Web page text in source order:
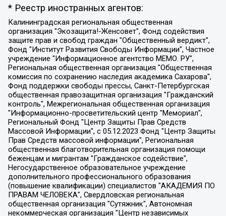
* Реестр иностранных агентов:
Калининградская региональная общественная организация "Экозащита!-Женсовет", Фонд содействия защите прав и свобод граждан "Общественный вердикт", Фонд "Институт Развития Свободы Информации", Частное учреждение "Информационное агентство МЕМО. РУ", Региональная общественная организация "Общественная комиссия по сохранению наследия академика Сахарова", Фонд поддержки свободы прессы, Санкт-Петербургская общественная правозащитная организация "Гражданский контроль", Межрегиональная общественная организация "Информационно-просветительский центр "Мемориал", Региональный Фонд "Центр Защиты Прав Средств Массовой Информации", с 05.12.2023 Фонд "Центр Защиты Прав Средств массовой информации", Региональная общественная благотворительная организация помощи беженцам и мигрантам "Гражданское содействие", Негосударственное образовательное учреждение дополнительного профессионального образования (повышение квалификации) специалистов "АКАДЕМИЯ ПО ПРАВАМ ЧЕЛОВЕКА", Свердловская региональная общественная организация "Сутяжник", Автономная некоммерческая организация "Центр независимых социологических исследований", Союз общественных объединений "Российский исследовательский центр по правам человека", Региональное общественное учреждение научно-информационный центр "МЕМОРИАЛ", Некоммерческая организация "Фонд защиты гласности", Автономная некоммерческая организация "Институт прав человека", Городская общественная организация "Екатеринбургское общество "МЕМОРИАЛ", Городская общественная организация "Рязанское историко-просветительское и правозащитное общество "Мемориал" (Рязанский Мемориал), Челябинский региональный орган общественной самодеятельности – женское общественное объединение "Женщины Евразии", Челябинский региональный орган общественной самодеятельности "Уральская правозащитная группа", Фонд содействия защите здоровья и социальной справедливости имени Андрея Рылькова, Автономная Некоммерческая Организация "Аналитический Центр Юрия Левады", Автономная некоммерческая организация социальной поддержки населения "Проект Апрель", Региональная общественная организация помощи женщинам и детям, находящимся в кризисной ситуации "Информационно-методический центр "Анна", Фонд содействия развитию массовых коммуникаций и правовому просвещению "Так-так-Так", Фонд содействия устойчивому развитию "Серебряная тайга", Свердловский региональный общественный фонд социальных проектов "Новое время", "Idel.Реалии", Кавказ.Реалии, Крым.Реалии, Телеканал Настоящее Время, Татаро-башкирская служба Радио Свобода (Azatliq Radiosi), Радио Свободная Европа/Радио Свобода (PCE/PC), "Сибирь.Реалии", "Фактограф", Благотворительный фонд помощи осужденным и их семьям, Автономная некоммерческая организация "Институт глобализации и социальных движений", Фонд "В защиту прав заключенных", Частное учреждение "Центр поддержки и содействия развитию средств массовой информации", Пензенский региональный общественный благотворительный фонд "Гражданский союз", "Север.Реалии", Некоммерческая организация Фонд "Правовая инициатива", Общество с ограниченной ответственностью "Радио Свободная Европа/Радио Свобода", Чешское информационное агентство "MEDIUM-ORIENT", Красноярская региональная общественная организация "Мы против СПИДа", Камалягин Денис Николаевич, Маркелов Сергей Евгеньевич, Пономарев Лев Александрович, Савицкая Людмила Алексеевна, Автономная некоммерческая организация "Центр по работе с проблемой насилия "НАСИЛИЮ.НЕТ", Межрегиональный профессиональный союз работников здравоохранения "Альянс врачей", Юридическое лицо, зарегистрированное в Латвийской Республике, SIA "Medusa Project" (регистрационный номер 40103797863, дата регистрации 10.06.2014), Некоммерческая организация "Фонд по борьбе с коррупцией", Автономная некоммерческая организация "Институт права и публичной политики", Баданин Роман Сергеевич, Гликин Максим Александрович, Железнова Мария Михайловна, Лукьянова Юлия Сергеевна, Маетная Елизавета Витальевна, Маняхин Петр Борисович, Чуракова Ольга Владимировна, Ярош Юлия Петровна, Юридическое лицо "The Insider SIA", зарегистрированное в Риге, Латвийская Республика (дата регистрации 26.06.2015), являющееся администратором доменного имени интернет-издания "The Insider SIA", https://theins.ru, Постернак Алексей Евгеньевич, Рубин Михаил Аркадьевич, Анин Роман Александрович, Юридическое лицо Istories fonds, зарегистрированное в Латвийской Республике (регистрационный номер 50008295751, дата регистрации 24.02.2020), Великовский Дмитрий Александрович, Долинина Ирина Николаевна, Мароховская Алеся Алексеевна, Шлейнов Роман Юрьевич, Шмагун Олеся Валентиновна, Общество с ограниченной ответственностью "Альтаир 2021", Общество с ограниченной ответственностью "Вега 2021", Общество с ограниченной ответственностью "Главный редактор 2021", Общество с ограниченной ответственностью "Ромашки монолит", Важенков Артем Валерьевич, Ивановская областная общественная организация "Центр гендерных исследований", Гурман Юрий Альбертович, Медиапроект "ОВД-Инфо", Егоров Владимир Владимирович, Жилинский Владимир Александрович, Общество с ограниченной ответственностью "ЗП", Иванова София Юрьевна, Карезина Инна Павловна, Кильтау Екатерина Викторовна, Петров Алексей Викторович, Пискунов Сергей Евгеньевич, Смирнов Сергей Сергеевич, Тихонов Михаил Сергеевич, Общество с ограниченной ответственностью "ЖУРНАЛИСТ-ИНОСТРАННЫЙ АГЕНТ", Арапова Галина Юрьевна, Вольтская Татьяна Анатольевна, Американская компания "Mason G.E.S. Anonymous Foundation" (США), являющаяся владельцем интернет-издания https://mnews.world/, Компания "Stichting Bellingcat", зарегистрированная в Нидерландах (дата регистрации 11.07.2018), Захаров Андрей Вячеславович, Клепиковская Екатерина Дмитриевна, Общество с ограниченной ответственностью "МЕМО", Перл Роман Александрович, Симонов Евгений Алексеевич, Соловьева Елена Анатольевна, Сотников Даниил Владимирович, Сурначева Елизавета Дмитриевна, Автономная некоммерческая организация по защите прав человека и информированию населения "Якутия – Наше Мнение", Общество с ограниченной ответственностью "Москоу диджитал медиа", с 26.01.2023 Общество с ограниченной ответственностью "Чайка Белые сады", Ветошкина Валерия Валерьевна, Заговора Максим Александрович, Межрегиональное общественное движение "Российская ЛГБТ - сеть", Оленичев Максим Владимирович, Павлов Иван Юрьевич, Скворцова Елена Сергеевна, Общество с ограниченной ответственностью "Как бы инагент", Кочетков Игорь Викторович, Общество с ограниченной ответственностью "Честные выборы", Еланчик Олег Александрович, Общество с ограниченной ответственностью "Нобелевский призыв", Гималова Регина Эмилевна, Григорьев Андрей Валерьевич, Григорьева Алина Александровна, Ассоциация по содействию защите прав призывников, альтернативнослужащих и военнослужащих "Правозащитная группа "Гражданин.Армия.Право", Хисамова Регина Фаритовна, Автономная некоммерческая организация по реализации социально-правовых программ "Лилит", Дальневосточное общественное движение "Маяк", Санкт-Петербургская ЛГБТ-инициативная группа "Выход", Инициативная группа ЛГБТ+ "Реверс", Алексеев Андрей Викторович, Бекбулатова Таисия Львовна, Беляев Иван Михайлович, Владыкина Елена Сергеевна, Гельман Марат Александрович, Никульшина Вероника Юрьевна, Толоконникова Надежда Андреевна, Шендерович Виктор Анатольевич, Общество с ограниченной ответственностью "Данное сообщение", Общество с ограниченной ответственностью Издательский дом "Новая глава", Айнбиндер Александра Александровна, Московский комьюнити-центр для ЛГБТ+инициатив, Благотворительный фонд развития филантропии, Deutsche Welle (Германия, Kurt-Schumacher-Strasse 3, 53113 Bonn), Борзунова Мария Михайловна, Воробьев Виктор Викторович, Голубева Анна Львовна, Константинова Алла Михайловна, Малкова Ирина Владимировна, Мурадов Мурад Абдулгалимович, Осетинская Елизавета Николаевна, Понасенков Евгений Николаевич, Ганапольский Матвей Юрьевич, Киселев Евгений Алексеевич, Борухович Ирина Григорьевна, Дремин Иван Тимофеевич, Дубровский Дмитрий Викторович, Красноярская региональная общественная организация поддержки и развития альтернативных образовательных технологий и межкультурных коммуникаций "ИНТЕРРА", Маяковская Екатерина Алексеевна, Фейгин Марк Захарович, Филимонов Андрей Викторович, Дзугкоева Регина Николаевна, Доброхотов Роман Александрович, Дудь Юрий Александрович, Елкин Сергей Владимирович, Кругликов Кирилл Игоревич, Сабунаева Мария Леонидовна, Семенов Алексей Владимирович, Шаинян Карен Багратович, Шульман Екатерина Михайловна, Асафьев Артур Валерьевич, Вахштайн Виктор Семенович, Венедиктов Алексей Алексеевич, Лушникова Екатерина Евгеньевна, Волков Леонид Михайлович, Невзоров Александр Глебович, Пархоменко Сергей Борисович, Сироткин Ярослав Николаевич, Кара-Мурза Владимир Владимирович, Баранова Наталья Владимировна, Гозман Леонид Яковлевич, Кагарлицкий Борис Юльевич, Климарев Михаил Валерьевич, Милов Владимир Станиславович, Автономная некоммерческая организация Краснодарский центр современного искусства "Типография", Моргенштерн Алишер Тагирович, Соболь Любовь Эдуардовна, Общество с ограниченной ответственностью "ЛИЗА НОРМ", Каспаров Гарри Кимович, Ходорковский Михаил Борисович, Общество с ограниченной ответственностью "Апрельские тезисы", Данилович Ирина Брониславовна, Кашин Олег Владимирович, Петров Николай Владимирович, Пивоваров Алексей Владимирович, Соколов Михаил Владимирович, Цветкова Юлия Владимировна, Чичваркин Евгений Александрович, Комитет против пыток/Команда против пыток, Общество с ограниченной ответственностью "Первый научный", Общество с ограниченной ответственностью "Вертолет и ко", Белоцерковская Вероника Борисовна, Кац Максим Евгеньевич, Лазарева Татьяна Юрьевна, Шаведдинов Руслан Табризович, Яшин Илья Валерьевич, Общество с ограниченной ответственностью "Иноагент ААВ", Алешковский Дмитрий Петрович, Альбац Евгения Марковна, Быков Дмитрий Львович, Галямина Юлия Евгеньевна, Лойко Сергей Леонидович, Мартынов Кирилл Константинович, Медведев Сергей Александрович, Крашенинников Федор Геннадиевич, Гордеева Катерина Вл